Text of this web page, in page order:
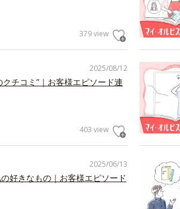
379 view
2025/08/12
チコミ”｜お客様エピソード連
403 view
2025/06/13
好きなもの｜お客様エピソード